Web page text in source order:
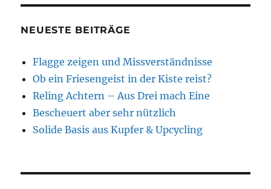
NEUESTE BEITRÄGE
Flagge zeigen und Missverständnisse
Ob ein Friesengeist in der Kiste reist?
Reling Achtern – Aus Drei mach Eine
Bescheuert aber sehr nützlich
Solide Basis aus Kupfer & Upcycling